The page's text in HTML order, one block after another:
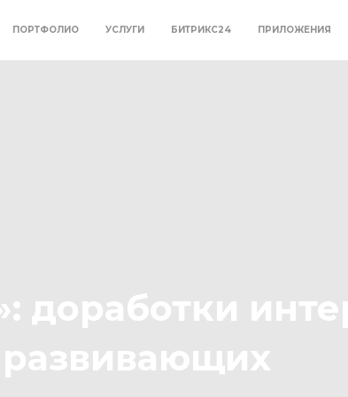
ПОРТФОЛИО УСЛУГИ БИТРИКС24 ПРИЛОЖЕНИЯ
доработки